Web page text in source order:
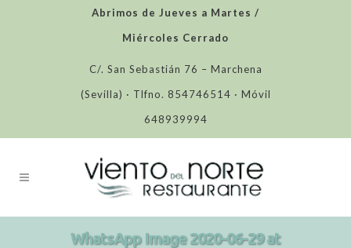
Abrimos de Jueves a Martes /
Miércoles Cerrado
C/. San Sebastián 76 – Marchena
(Sevilla) · Tlfno. 854746514 · Móvil
648939994
WhatsApp Image 2020-06-29 at